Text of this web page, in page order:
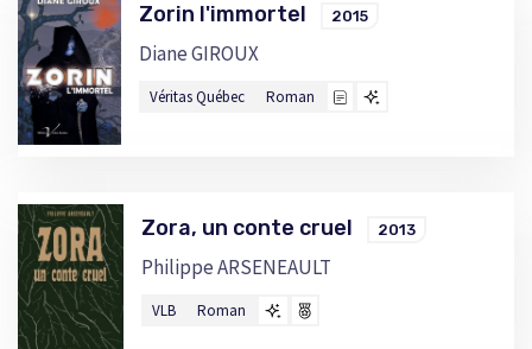
Zorin l'immortel 2015
Diane GIROUX
Véritas Québec Roman
Zora, un conte cruel 2013
Philippe ARSENEAULT
VLB Roman